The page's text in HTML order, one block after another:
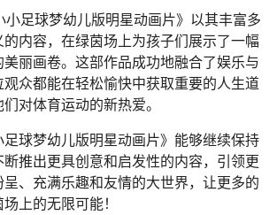
小足球梦幼儿版明星动画片》以其丰富多
内容，在绿茵场上为孩子们展示了一幅
丽画卷。这部作品成功地融合了娱乐与
众都能在轻松愉快中获取重要的人生道
对体育运动的新热爱。
足球梦幼儿版明星动画片》能够继续保持
推出更具创意和启发性的内容，引领更
、充满乐趣和友情的大世界，让更多的
上的无限可能！